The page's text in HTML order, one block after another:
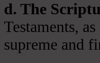
d. The
Testaments,
supreme and